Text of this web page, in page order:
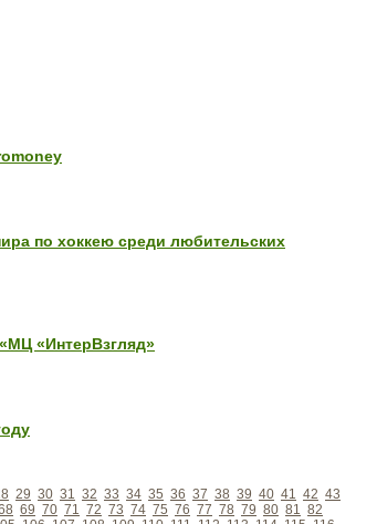
по хоккею среди любительских
«ИнтерВзгляд»
29 30 31 32 33 34 35 36 37 38 39 40 41 42 43
69 70 71 72 73 74 75 76 77 78 79 80 81 82